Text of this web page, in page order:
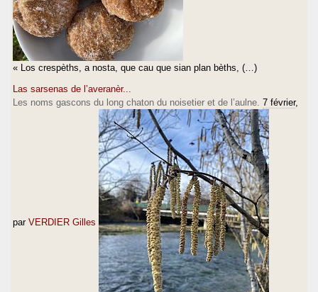
« Los crespèths, a nosta, que cau que sian plan bèths, (…)
Las sarsenas de l’averanèr...
Les noms gascons du long chaton du noisetier et de l’aulne. 7 février,
par VERDIER Gilles